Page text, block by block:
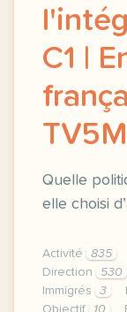
C1 |
Quelle
elle choisi
Activité 835
Direction
530
Immigrés
3
Objectif
10